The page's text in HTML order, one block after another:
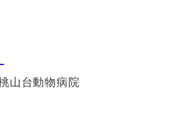
山台動物病院